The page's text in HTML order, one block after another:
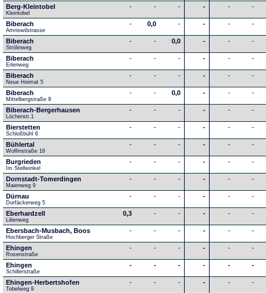
Berg-Kleintobel
Kleintobel
- - - - - -
Biberach
Amriswilstrasse
- 0,0 - - - -
Biberach
Strölinweg
- - 0,0 - - -
Biberach
Erlenweg
- - - - - -
Biberach
Neue Heimat 5
- - - - - -
Biberach
Mittelbergstraße 9
- - 0,0 - - -
Biberach-Bergerhausen
Löcherstr.1
- - - - - -
Bierstetten
Schloßbühl 6
- - - - - -
Bühlertal
Wolfinstraße 16
- - - - - -
Burgrieden
Im Stellwinkel
- - - - - -
Dornstadt-Tomerdingen
Maienweg 9
- - - - - -
Dürnau
Dorfäckerweg 5
- - - - - -
Eberhardzell
Lilienweg
0,3 - - - - -
Ebersbach-Musbach, Boos
Hochberger Straße
- - - - - -
Ehingen
Rosenstraße
- - - - - -
Ehingen
Schillerstraße
- - - - - -
Ehingen-Herbertshofen
Tobelweg 9
- - - - - -